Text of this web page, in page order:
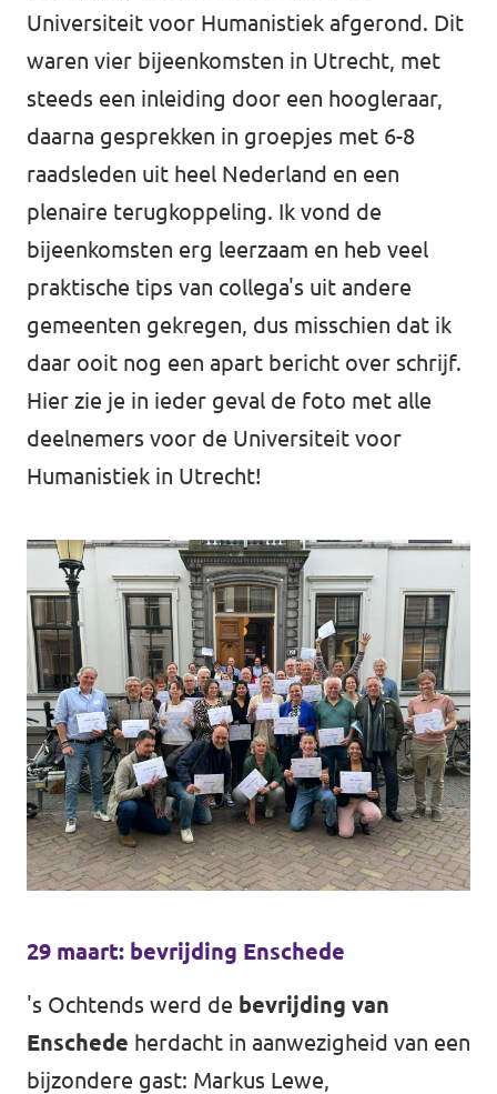
Universiteit voor Humanistiek afgerond. Dit
waren vier bijeenkomsten in Utrecht, met
steeds een inleiding door een hoogleraar,
daarna gesprekken in groepjes met 6-8
raadsleden uit heel Nederland en een
plenaire terugkoppeling. Ik vond de
bijeenkomsten erg leerzaam en heb veel
praktische tips van collega's uit andere
gemeenten gekregen, dus misschien dat ik
daar ooit nog een apart bericht over schrijf.
Hier zie je in ieder geval de foto met alle
deelnemers voor de Universiteit voor
Humanistiek in Utrecht!
29 maart: bevrijding Enschede
's Ochtends werd de bevrijding van
Enschede herdacht in aanwezigheid van een
bijzondere gast: Markus Lewe,